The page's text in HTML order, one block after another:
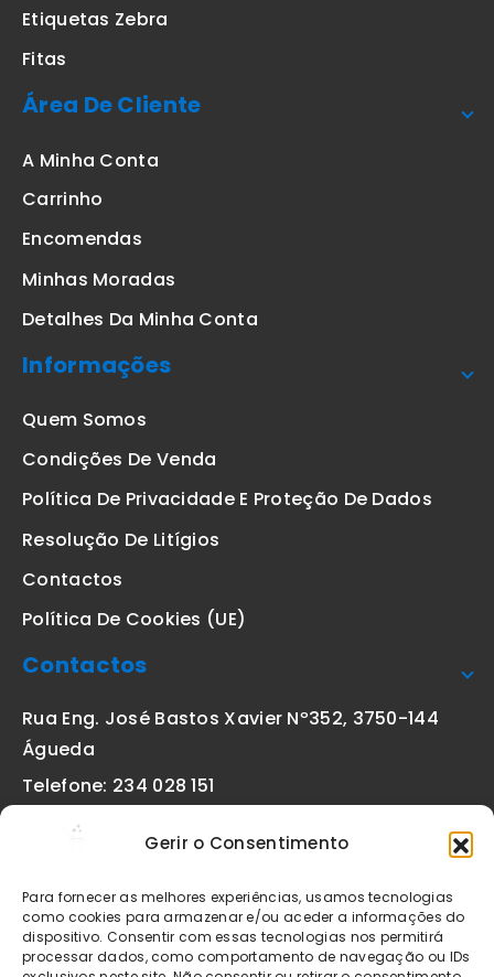
Gerir o Consentimento
Para fornecer as melhores experiências, usamos tecnologias
como cookies para armazenar e/ou aceder a informações do
dispositivo. Consentir com essas tecnologias nos permitirá
processar dados, como comportamento de navegação ou IDs
Etiquetas Zebra
Fitas
Área De Cliente
A Minha Conta
Carrinho
Encomendas
Minhas Moradas
Detalhes Da Minha Conta
Informações
Quem Somos
Condições De Venda
Política De Privacidade E Proteção De Dados
Resolução De Litígios
Contactos
Política De Cookies (UE)
Contactos
Rua Eng. José Bastos Xavier Nº352, 3750-144
Águeda
Telefone: 234 028 151
geral@etiquetas-online.pt
Os preços indicados incluem IVA à taxa legal em vigor. Todos